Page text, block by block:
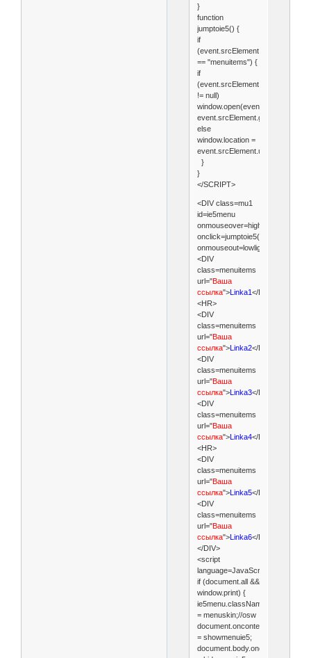
}
function
jumptoie5() {
if
(event.srcElement.className
== "menuitems") {
if
!= null)
else
window.location =
event.srcElement.url;
}
}
</SCRIPT>
<DIV class=mu1
id=ie5menu
onmouseover=highlightie5()
onclick=jumptoie5();
onmouseout=lowlightie5()>
<DIV
class=menuitems
url="Ваша
ссылка">Linka1</DIV>
<HR>
<DIV
class=menuitems
url="Ваша
ссылка">Linka2</DIV>
<DIV
class=menuitems
url="Ваша
ссылка">Linka3</DIV>
<DIV
class=menuitems
url="Ваша
ссылка">Linka4</DIV>
<HR>
<DIV
class=menuitems
url="Ваша
ссылка">Linka5</DIV>
<DIV
class=menuitems
url="Ваша
ссылка">Linka6</DIV>
</DIV>
<script
language=JavaScript1.2>
if (document.all &&
window.print) {
ie5menu.className
= menuskin;//osw
document.oncontextmenu
= showmenuie5;
document.body.onclick